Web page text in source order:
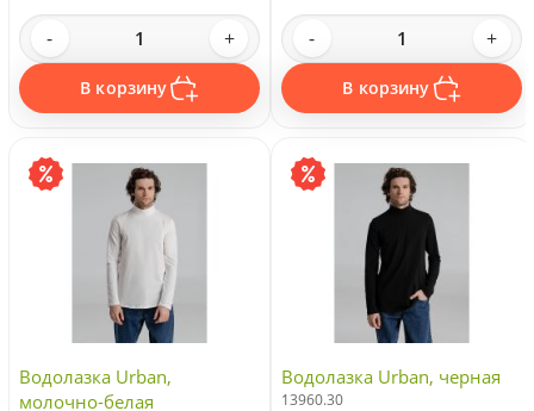
- +
В корзину
- +
В корзину
Водолазка Urban,
молочно-белая
Водолазка Urban, черная
13960.30